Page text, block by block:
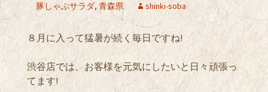
豚しゃぶサラダ, 青森県 shinki-soba
８月に入って猛暑が続く毎日ですね!
渋谷店では、お客様を元気にしたいと日々頑張っ
てます!